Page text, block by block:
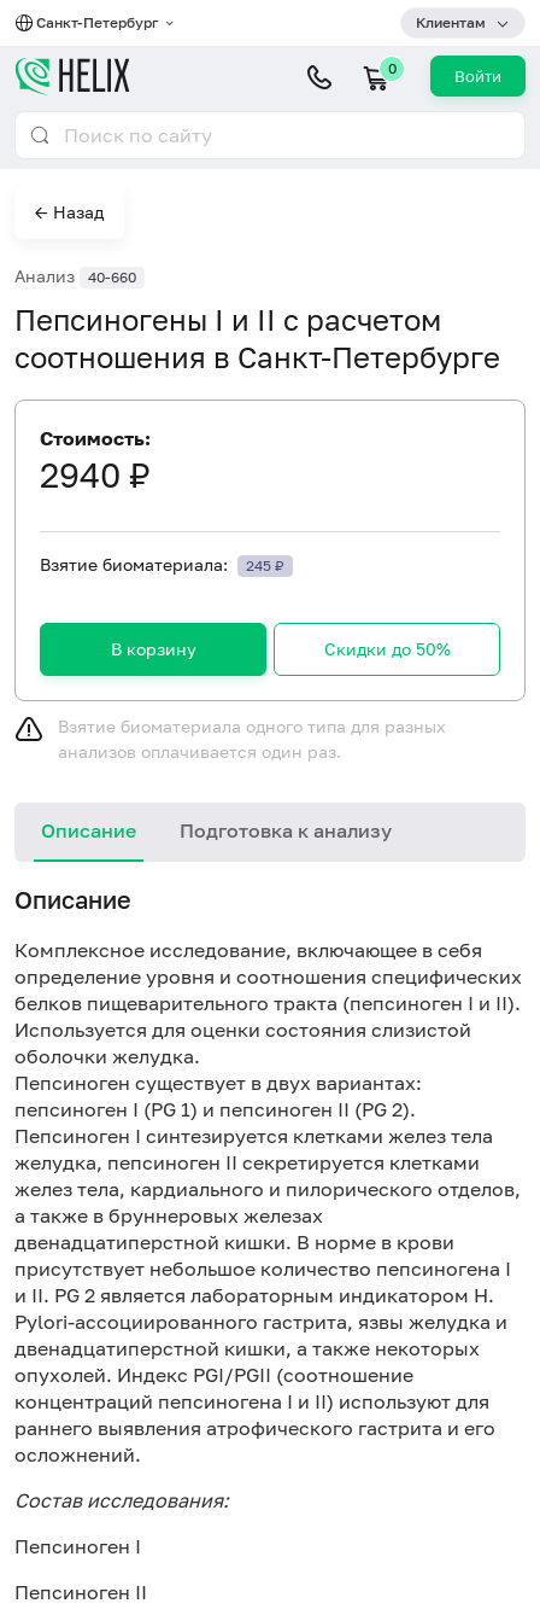
Санкт-Петербург Клиентам
0 Войти
← Назад
Анализ 40-660
Пепсиногены I и II с расчетом
соотношения в Санкт-Петербурге
Стоимость:
2940 ₽
Взятие биоматериала: 245 ₽
В корзину Скидки до 50%
Взятие биоматериала одного типа для разных
анализов оплачивается один раз.
Описание Подготовка к анализу
Описание
Комплексное исследование, включающее в себя
определение уровня и соотношения специфических
белков пищеварительного тракта (пепсиноген I и II).
Используется для оценки состояния слизистой
оболочки желудка.
Пепсиноген существует в двух вариантах:
пепсиноген I (PG 1) и пепсиноген II (PG 2).
Пепсиноген I синтезируется клетками желез тела
желудка, пепсиноген II секретируется клетками
желез тела, кардиального и пилорического отделов,
а также в бруннеровых железах
двенадцатиперстной кишки. В норме в крови
присутствует небольшое количество пепсиногена I
и II. PG 2 является лабораторным индикатором H.
Pylori-ассоциированного гастрита, язвы желудка и
двенадцатиперстной кишки, а также некоторых
опухолей. Индекс PGI/PGII (соотношение
концентраций пепсиногена I и II) используют для
раннего выявления атрофического гастрита и его
осложнений.
Состав исследования:
Пепсиноген I
Пепсиноген II